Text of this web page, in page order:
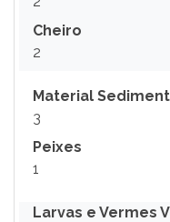
Cheiro
2
Material
3
Peixes
1
Larvas e Vermes